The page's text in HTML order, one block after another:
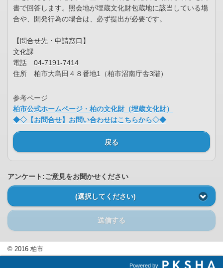
書で回答します。照会地が埋蔵文化財包蔵地に該当している場
合や、開発行為の場合は、必ず提出が必要です。
【問合せ先・申請窓口】
文化課
電話 04-7191-7414
住所 柏市大島田４８番地1（柏市沼南庁舎3階）
参考ページ
柏市公式ホームページ・柏の文化財（埋蔵文化財）
◆◇【お問合せ】お問い合わせはこちらから◇◆
戻る
アンケート:ご意見をお聞かせください
(選択してください)
送信する
© 2016 柏市
Powered by